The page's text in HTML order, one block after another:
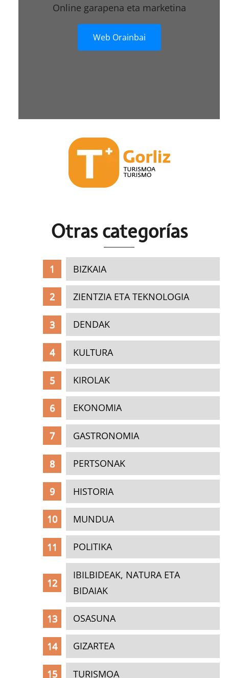
Online garapena eta marketina
Web Orainbai
Otras categorías
BIZKAIA
ZIENTZIA ETA TEKNOLOGIA
DENDAK
KULTURA
KIROLAK
EKONOMIA
GASTRONOMIA
PERTSONAK
HISTORIA
MUNDUA
POLITIKA
IBILBIDEAK, NATURA ETA
BIDAIAK
OSASUNA
GIZARTEA
TURISMOA